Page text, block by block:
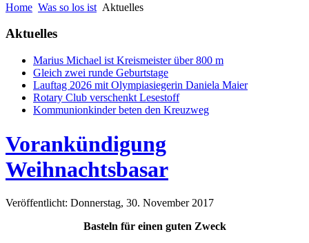
Home Was so los ist Aktuelles
Aktuelles
Marius Michael ist Kreismeister über 800 m
Gleich zwei runde Geburtstage
Lauftag 2026 mit Olympiasiegerin Daniela Maier
Rotary Club verschenkt Lesestoff
Kommunionkinder beten den Kreuzweg
Vorankündigung
Weihnachtsbasar
Veröffentlicht: Donnerstag, 30. November 2017
Basteln für einen guten Zweck